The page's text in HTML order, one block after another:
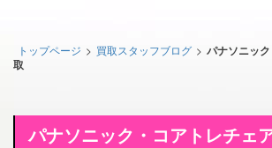
トップページ > 買取スタッフブログ > パナソニッ
取
パナソニック・コアトレチェ